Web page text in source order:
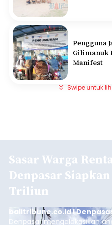
Pengguna
Gilimanuk
Manifest
Swipe untuk
Sasar Warga
Denpasar Siapkan
Triliun
balitribune.co.id I
Denpasar mengalokasikan